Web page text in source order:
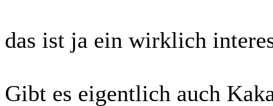
das ist ja ein wirklich
Gibt es eigentlich auch